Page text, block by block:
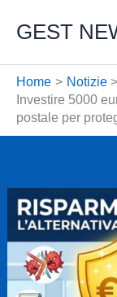
GEST
Home
Notizie
Investire 5000
postale per